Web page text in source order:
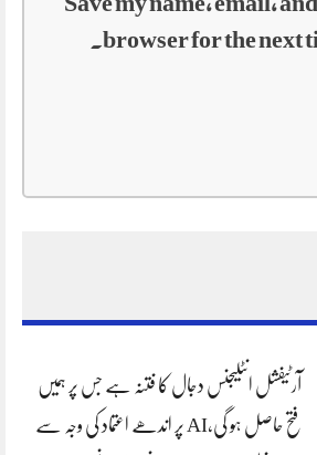
browser for the next
آرٹیفشل انٹلیجنس دجال کا فتنہ ہے جس پر ہمیں
فتح حاصل ہو گی،AI پر اندھے اعتماد کی وجہ سے